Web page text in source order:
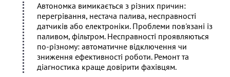
Автономка вимикається з різних причин:
перегрівання, нестача палива, несправності
датчиків або електроніки. Проблеми пов'язані із
паливом, фільтром. Несправності проявляються
по-різному: автоматичне відключення чи
зниження ефективності роботи. Ремонт та
діагностика краще довірити фахівцям.